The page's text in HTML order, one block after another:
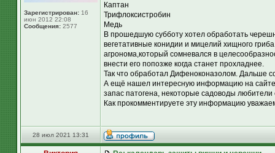
Зарегистрирован: 16
июн 2012 22:08
Сообщения: 2577
Каптан
Трифлоксистробин
Медь
В прошедшую субботу хотел обработать
вегетативные конидии и мицелий хищного
агронома,который сомневался в
внести его попозже когда станет прохладнее.
Так что обработал Дифеноконазолом. Дальше
А ещё нашел интересную информацию на
запас патогена, некоторые садоводы
Как прокомментируете эту информацию
28 июл 2021 13:31